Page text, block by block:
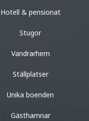
Hotell & pensionat
Stugor
Vandrarhem
Ställplatser
Unika boenden
Gästhamnar